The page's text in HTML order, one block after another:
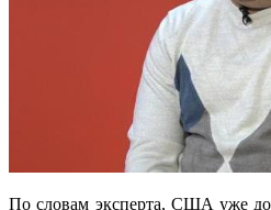
По словам эксперта, США уже